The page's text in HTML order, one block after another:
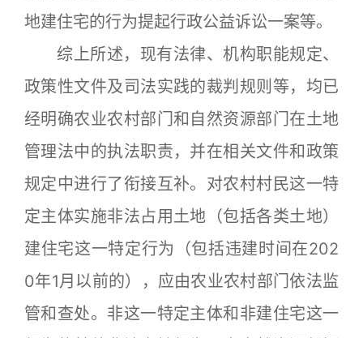
地建住宅的行为提起行政公益诉讼一案等。
综上所述，现有法律、机构职能规定、
政策性文件及司法实践的裁判规则等，均已
经明确农业农村部门和自然资源部门在土地
管理法中的执法职责，并在相关文件和政策
规定中进行了衔接互补。对农村村民这一特
定主体实施非法占用土地（包括各类土地）
建住宅这一特定行为（包括违建时间在202
0年1月以前的），应由农业农村部门依法监
管和查处。非这一特定主体和非建住宅这一